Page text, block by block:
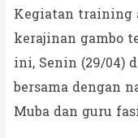
Kegiatan training
kerajinan gambo
ini, Senin (29/04)
bersama dengan
Muba dan guru